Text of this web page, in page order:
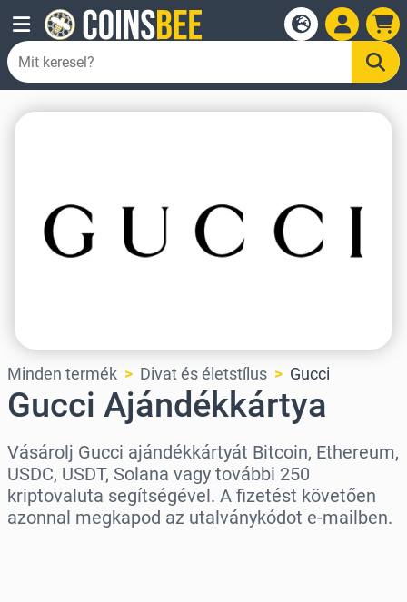
Minden termék Divat és életstílus Gucci
Gucci Ajándékkártya
Vásárolj Gucci ajándékkártyát Bitcoin, Ethereum,
USDC, USDT, Solana vagy további 250
kriptovaluta segítségével. A fizetést követően
azonnal megkapod az utalványkódot e-mailben.